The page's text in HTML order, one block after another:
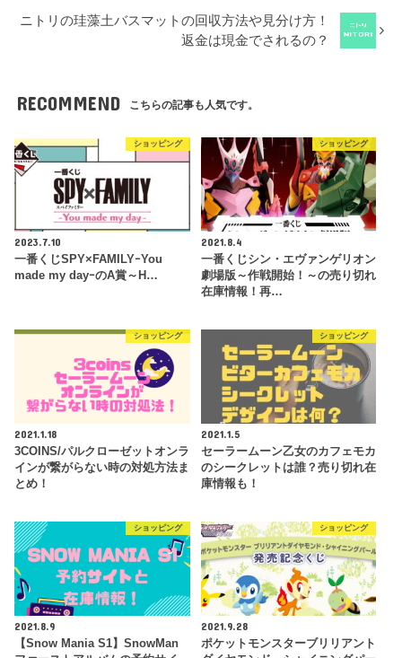
ニトリの珪藻土バスマットの回収方法や見分け方！
返金は現金でされるの？
RECOMMEND こちらの記事も人気です。
ショッピング
2023.7.10
一番くじSPY×FAMILYｰYou
made my dayｰのA賞～H…
ショッピング
2021.8.4
一番くじシン・エヴァンゲリオン
劇場版～作戦開始！～の売り切れ
在庫情報！再…
ショッピング
2021.1.18
3COINS/パルクローゼットオンラ
インが繋がらない時の対処方法ま
とめ！
ショッピング
2021.1.5
セーラームーン乙女のカフェモカ
のシークレットは誰？売り切れ在
庫情報も！
ショッピング
2021.8.9
【Snow Mania S1】SnowMan
ショッピング
2021.9.28
ポケットモンスターブリリアント